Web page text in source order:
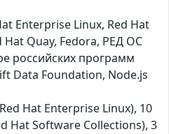
Enterprise Linux, Red Hat
Hat Quay, Fedora, РЕД ОС
российских программ
Data Foundation, Node.js
Hat Enterprise Linux), 10
Hat Software Collections), 3